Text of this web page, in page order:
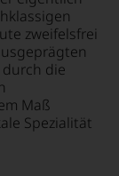
zweifelsfrei
die
Maß
Spezialität